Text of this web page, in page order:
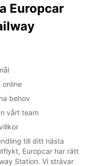
Europcar
online
behov
vårt team
till ditt nästa
Europcar har rätt
Station. Vi strävar